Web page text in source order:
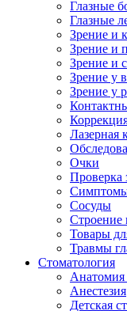
Глазные
Глазные
Зрение и
Зрение и
Зрение и
Зрение у
Зрение у
Лазерная
Очки
Проверка
Симптомы
Сосуды
Строение
Товары
Травмы
Стоматология
Анатомия
Анестезия
Детская